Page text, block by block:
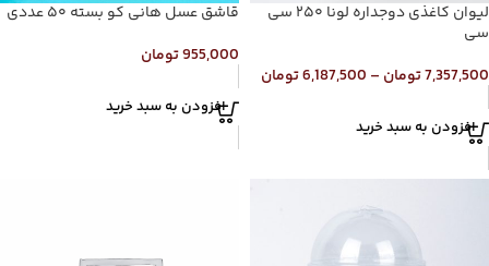
لیوان کاغذی دوجداره لونا ۲۵۰ سی
سی
7,357,500تومان –
6,187,500تومان
افزودن به سبد خرید
قاشق عسل هانی کو بسته ۵۰ عددی
955,000تومان
افزودن به سبد خرید